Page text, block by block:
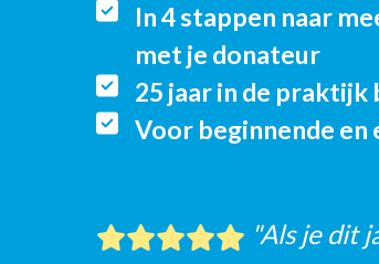
In 4 stappen naar
met je donateur
25 jaar in de praktijk
Voor beginnende
"Als je dit